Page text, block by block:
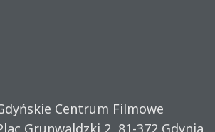
Centrum Filmowe
Grunwaldzki 2, 81-372 Gdynia